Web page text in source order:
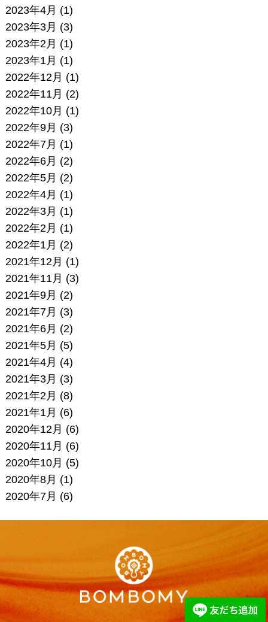
2023年4月 (1)
2023年3月 (3)
2023年2月 (1)
2023年1月 (1)
2022年12月 (1)
2022年11月 (2)
2022年10月 (1)
2022年9月 (3)
2022年7月 (1)
2022年6月 (2)
2022年5月 (2)
2022年4月 (1)
2022年3月 (1)
2022年2月 (1)
2022年1月 (2)
2021年12月 (1)
2021年11月 (3)
2021年9月 (2)
2021年7月 (3)
2021年6月 (2)
2021年5月 (5)
2021年4月 (4)
2021年3月 (3)
2021年2月 (8)
2021年1月 (6)
2020年12月 (6)
2020年11月 (6)
2020年10月 (5)
2020年8月 (1)
2020年7月 (6)